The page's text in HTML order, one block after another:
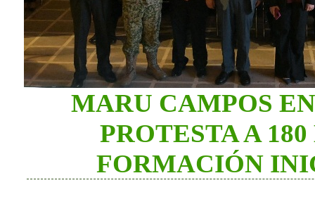
MARU CAMPOS
PROTESTA A
FORMACIÓN